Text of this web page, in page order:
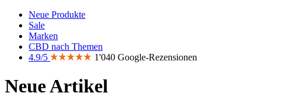
Neue Produkte
Sale
Marken
CBD nach Themen
4.9/5
1'040 Google-Rezensionen
Neue Artikel